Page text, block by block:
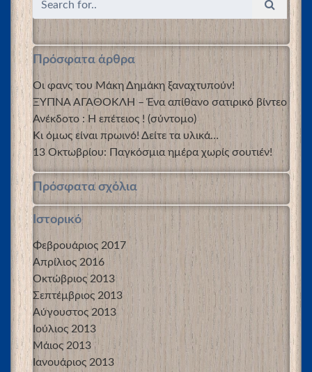
Πρόσφατα άρθρα
Οι φανς του Μάκη Δημάκη ξαναχτυπούν!
ΞΥΠΝΑ ΑΓΑΘΟΚΛΗ – Ένα απίθανο σατιρικό βίντεο
Ανέκδοτο : Η επέτειος ! (σύντομο)
Κι όμως είναι πρωινό! Δείτε τα υλικά…
13 Οκτωβρίου: Παγκόσμια ημέρα χωρίς σουτιέν!
Πρόσφατα σχόλια
Ιστορικό
Φεβρουάριος 2017
Απρίλιος 2016
Οκτώβριος 2013
Σεπτέμβριος 2013
Αύγουστος 2013
Ιούλιος 2013
Μάιος 2013
Ιανουάριος 2013